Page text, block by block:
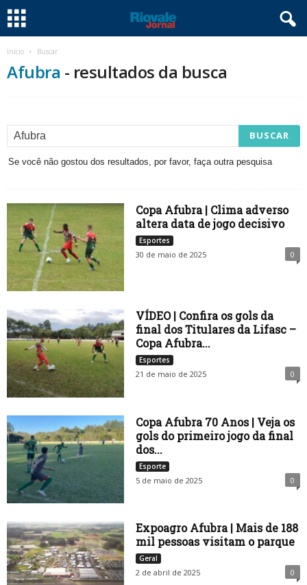
Início Buscar
Afubra - resultados da busca
Se você não gostou dos resultados, por favor, faça outra pesquisa
Copa Afubra | Clima adverso
altera data de jogo decisivo
Esportes
30 de maio de 2025 0
VÍDEO | Confira os gols da
final dos Titulares da Lifasc –
Copa Afubra...
Esportes
21 de maio de 2025 0
Copa Afubra 70 Anos | Veja os
gols do primeiro jogo da final
dos...
Esporte
5 de maio de 2025 0
Expoagro Afubra | Mais de 188
mil pessoas visitam o parque
Geral
2 de abril de 2025 0